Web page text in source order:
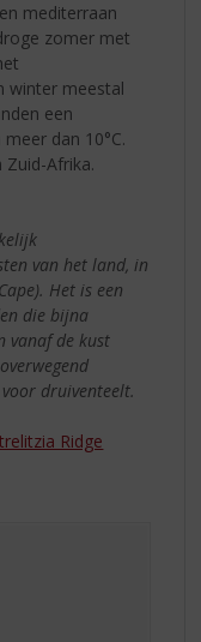
mediterraan
zomer met
winter meestal
een
dan 10°C.
Zuid-Afrika.
van het land, in
Het is een
die bijna
vanaf de kust
druiventeelt.
Ridge